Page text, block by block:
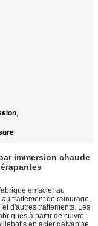
,
immersion chaude
en acier au
traitement de rainurage,
d'autres traitements. Les
à partir de cuivre,
en acier galvanisé